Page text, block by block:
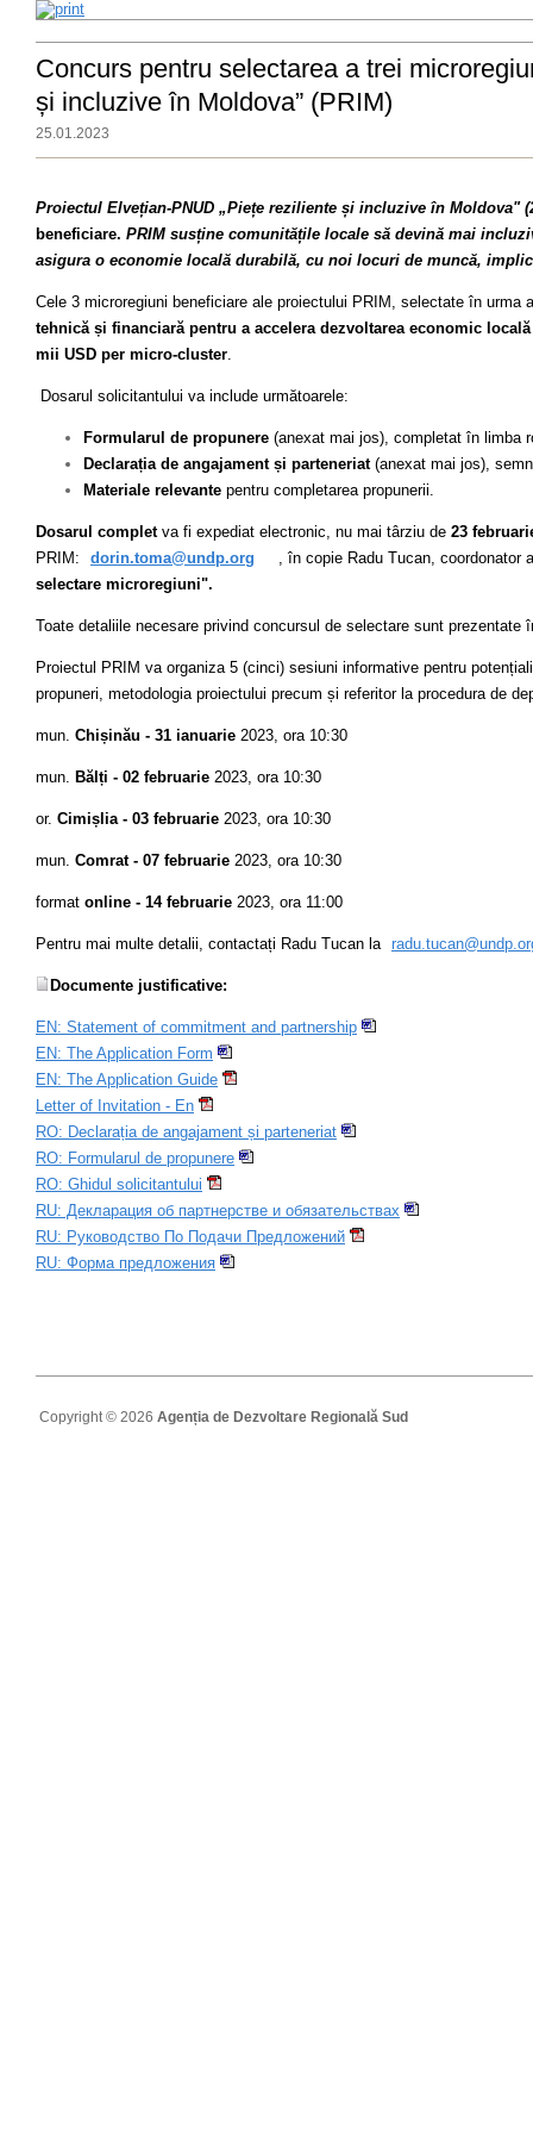
Concurs pentru selectarea a trei
și incluzive în Moldova” (PRIM)
25.01.2023
Proiectul Elvețian-PNUD „Piețe reziliente și incluzive în Moldova"
beneficiare. PRIM susține comunitățile locale să devină mai
asigura o economie locală durabilă, cu noi locuri de muncă,
Cele 3 microregiuni beneficiare ale proiectului PRIM, selectate în urma
tehnică și financiară pentru a accelera dezvoltarea economic locală
mii USD per micro-cluster.
Dosarul solicitantului va include următoarele:
Formularul de propunere (anexat mai jos), completat în limba
Declarația de angajament și parteneriat (anexat mai jos),
Materiale relevante pentru completarea propunerii.
Dosarul completva fi expediat electronic, nu mai târziu de 23
PRIM:
dorin.toma@undp.org
, în copie Radu Tucan, coordonator
selectare microregiuni".
Toate detaliile necesare privind concursul de selectare sunt prezentate
Proiectul PRIM va organiza 5 (cinci) sesiuni informative pentru
propuneri, metodologia proiectului precum și referitor la procedura de
mun. Chișinău - 31 ianuarie 2023, ora 10:30
mun. Bălți - 02 februarie 2023, ora 10:30
or. Cimișlia - 03 februarie 2023, ora 10:30
mun. Comrat - 07 februarie 2023, ora 10:30
format online - 14 februarie 2023, ora 11:00
Pentru mai multe detalii, contactați Radu Tucan la
Documente justificative:
EN: Statement of commitment and partnership
EN: The Application Form
EN: The Application Guide
Letter of Invitation - En
RO: Declarația de angajament și parteneriat
RO: Formularul de propunere
RO: Ghidul solicitantului
RU: Декларация об партнерстве и обязательствах
RU: Руководство По Подачи Предложений
RU: Форма предложения
Copyright © 2026 Agenția de Dezvoltare Regională Sud